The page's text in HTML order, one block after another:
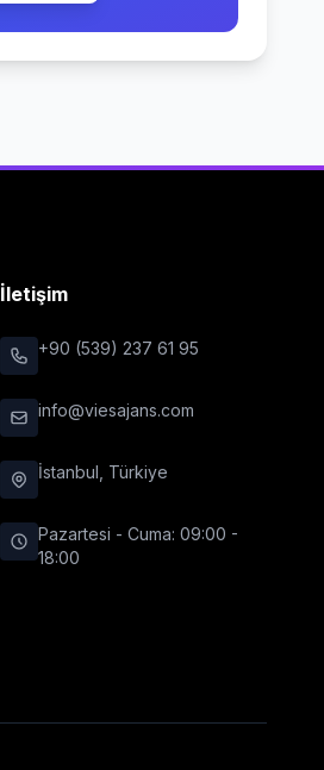
İletişim
+90 (539) 237 61 95
info@viesajans.com
İstanbul, Türkiye
Pazartesi - Cuma: 09:00 -
18:00